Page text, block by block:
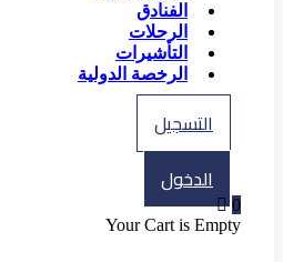
الفنادق
الرحلات
التأشيرات
الرخصة الدولية
التسجيل
الدخول
0
Your Cart is Empty